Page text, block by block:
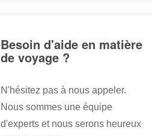
Besoin d'aide en matière
de voyage ?
N'hésitez pas à nous appeler.
Nous sommes une équipe
d'experts et nous serons heureux